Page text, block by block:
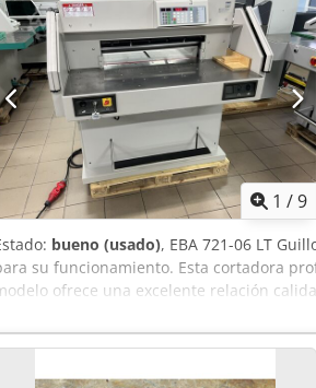
1 /9
bueno (usado), EBA 721-06 LT
su funcionamiento. Esta cortadora
ofrece una excelente relación
mm, está equipada con cortinas de
de barra cortadora
también incluye un temporizador
una precisión de 1/10 mm. La mesa